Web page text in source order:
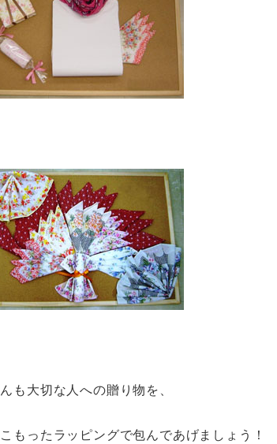
も大切な人への贈り物を、
もったラッピングで包んであげましょう！